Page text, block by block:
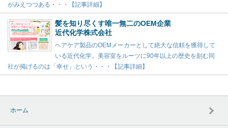
がみえつつある・・・【記事詳細】
髪を知り尽くす唯一無二のOEM企業
近代化学株式会社
ヘアケア製品のOEMメーカーとして絶大な信頼を獲得して
いる近代化学。美容室をルーツに90年以上の歴史を刻む同
社が掲げるのは「幸せ」という・・・【記事詳細】
ホーム